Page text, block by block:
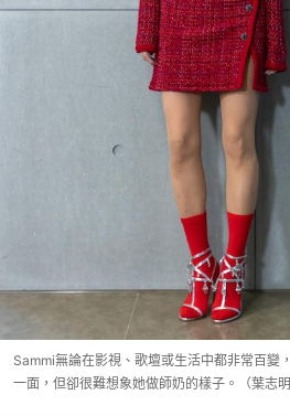
Sammi無論在影視、歌壇或生活中都非常百變
一面，但卻很難想象她做師奶的樣子。（葉志明